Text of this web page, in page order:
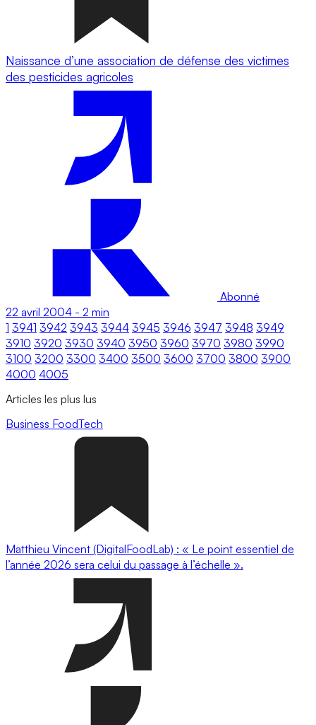
Naissance d’une association de défense des victimes
des pesticides agricoles
Abonné
22 avril 2004 - 2 min
1 3941 3942 3943 3944 3945 3946 3947 3948 3949
3910 3920 3930 3940 3950 3960 3970 3980 3990
3100 3200 3300 3400 3500 3600 3700 3800 3900
4000 4005
Articles les plus lus
Business FoodTech
Matthieu Vincent (DigitalFoodLab) : « Le point essentiel de
l’année 2026 sera celui du passage à l’échelle ».